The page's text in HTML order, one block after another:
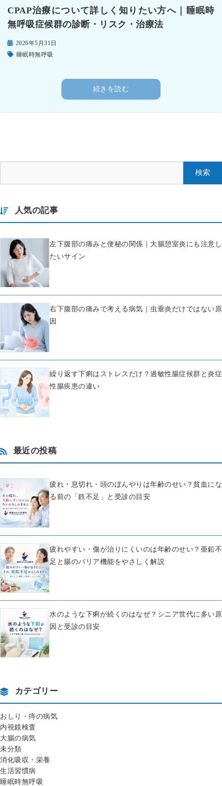
CPAP治療について詳しく知りたい方へ｜睡眠時
無呼吸症候群の診断・リスク・治療法
2026年5月31日
睡眠時無呼吸
続きを読む
人気の記事
左下腹部の痛みと便秘の関係｜大腸憩室炎にも注意し
たいサイン
右下腹部の痛みで考える病気｜虫垂炎だけではない原
因
繰り返す下痢はストレスだけ？過敏性腸症候群と炎症
性腸疾患の違い
最近の投稿
疲れ・息切れ・頭のぼんやりは年齢のせい？貧血にな
る前の「鉄不足」と受診の目安
疲れやすい・傷が治りにくいのは年齢のせい？亜鉛不
足と腸のバリア機能をやさしく解説
水のような下痢が続くのはなぜ？シニア世代に多い原
因と受診の目安
カテゴリー
おしり・痔の病気
内視鏡検査
大腸の病気
未分類
消化吸収・栄養
生活習慣病
睡眠時無呼吸